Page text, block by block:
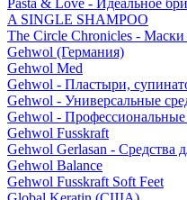
Pasta & Love - Идеальное
A SINGLE SHAMPOO
The Circle Chronicles -
Gehwol (Германия)
Gehwol Med
Gehwol - Пластыри,
Gehwol - Универсальные
Gehwol - Профессиональные
Gehwol Fusskraft
Gehwol Gerlasan - Средства
Gehwol Balance
Gehwol Fusskraft Soft Feet